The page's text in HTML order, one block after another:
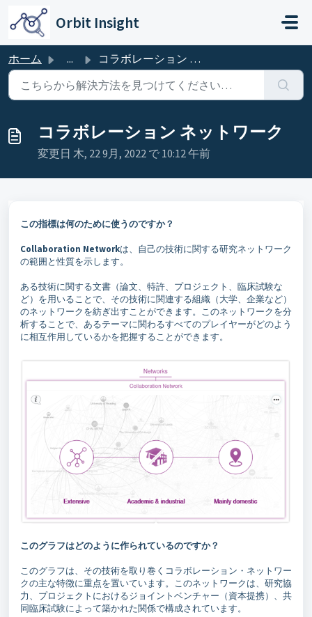
メインコンテンツに移動
Orbit Insight
ホーム ... コラボレーション ネットワーク
コラボレーション ネットワーク
変更日 木, 22 9月, 2022 で 10:12 午前
この指標は何のために使うのですか？
Collaboration Networkは、自己の技術に関する研究ネットワーク
の範囲と性質を示します。
ある技術に関する文書（論文、特許、プロジェクト、臨床試験な
ど）を用いることで、その技術に関連する組織（大学、企業など）
のネットワークを紡ぎ出すことができます。このネットワークを分
析することで、あるテーマに関わるすべてのプレイヤーがどのよう
に相互作用しているかを把握することができます。
このグラフはどのように作られているのですか？
このグラフは、その技術を取り巻くコラボレーション・ネットワー
クの主な特徴に重点を置いています。このネットワークは、研究協
力、プロジェクトにおけるジョイントベンチャー（資本提携）、共
同臨床試験によって築かれた関係で構成されています。